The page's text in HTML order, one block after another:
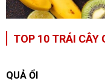
TOP 10 TRÁI CÂY
QUẢ ỔI